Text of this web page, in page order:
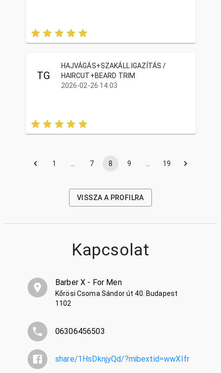
TG
HAJVÁGÁS+SZAKÁLL IGAZÍTÁS /
HAIRCUT+BEARD TRIM
2026-02-26 14:03
1 … 7 8 9 … 19
VISSZA A PROFILRA
Kapcsolat
Barber X - For Men
Kőrösi Csoma Sándor út 40. Budapest
1102
06306456503
share/1HsDknjyQd/?mibextid=wwXIfr